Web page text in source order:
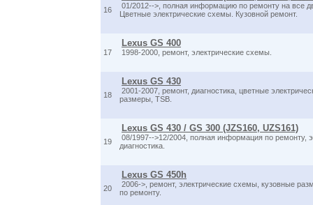
16
01/2012-->, полная информацию по ремонту на все
Цветные электрические схемы. Кузовной ремонт.
17
Lexus GS 400
1998-2000, ремонт, электрические схемы.
18
Lexus GS 430
2001-2007, ремонт, диагностика, цветные
размеры, TSB.
19
Lexus GS 430 / GS 300 (JZS160, UZS161)
08/1997-->12/2004, полная информация по ремонту,
диагностика.
20
Lexus GS 450h
2006->, ремонт, электрические схемы, кузовные
по ремонту.